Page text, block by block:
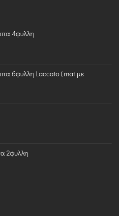
4φυλλη
6φυλλη Laccato ( mat με
2φυλλη